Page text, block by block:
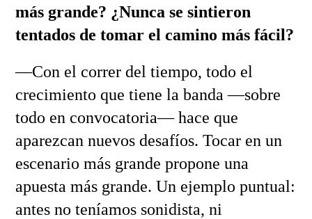
más grande? ¿Nunca se sintieron
tentados de tomar el camino más fácil?
—Con el correr del tiempo, todo el
crecimiento que tiene la banda —sobre
todo en convocatoria— hace que
aparezcan nuevos desafíos. Tocar en un
escenario más grande propone una
apuesta más grande. Un ejemplo puntual:
antes no teníamos sonidista, ni